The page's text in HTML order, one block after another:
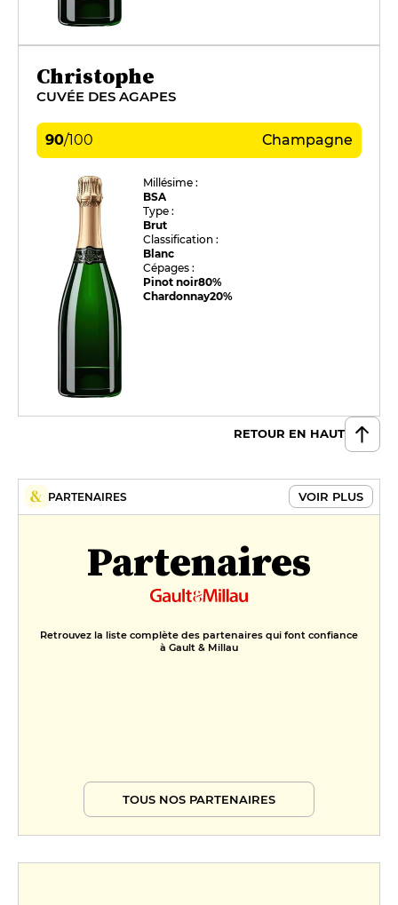
Christophe
CUVÉE DES AGAPES
90/100 Champagne
Millésime :
BSA
Type :
Brut
Classification :
Blanc
Cépages :
Pinot noir80%
Chardonnay20%
RETOUR EN HAUT
PARTENAIRES VOIR PLUS
Partenaires
Retrouvez la liste complète des partenaires qui font confiance
à Gault & Millau
TOUS NOS PARTENAIRES